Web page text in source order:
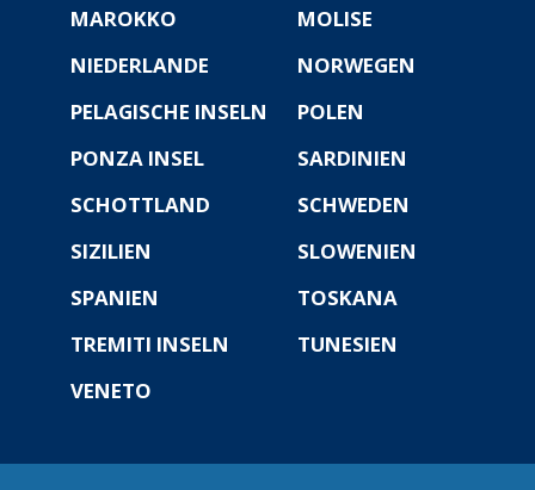
MAROKKO
MOLISE
NIEDERLANDE
NORWEGEN
PELAGISCHE INSELN
POLEN
PONZA INSEL
SARDINIEN
SCHOTTLAND
SCHWEDEN
SIZILIEN
SLOWENIEN
SPANIEN
TOSKANA
TREMITI INSELN
TUNESIEN
VENETO